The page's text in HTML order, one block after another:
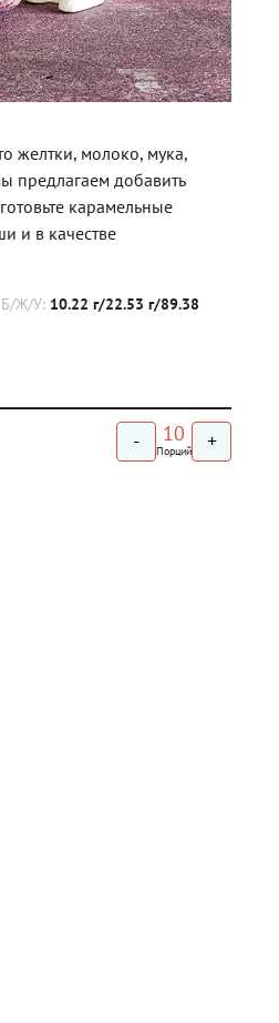
желтки, молоко, мука,
предлагаем добавить
карамельные
и в качестве
Б/Ж/У: 10.22 г/22.53 г/89.38
- 10
Порций +